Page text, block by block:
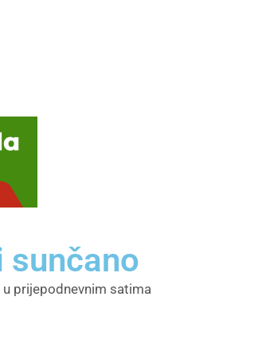
sunčano
prijepodnevnim satima